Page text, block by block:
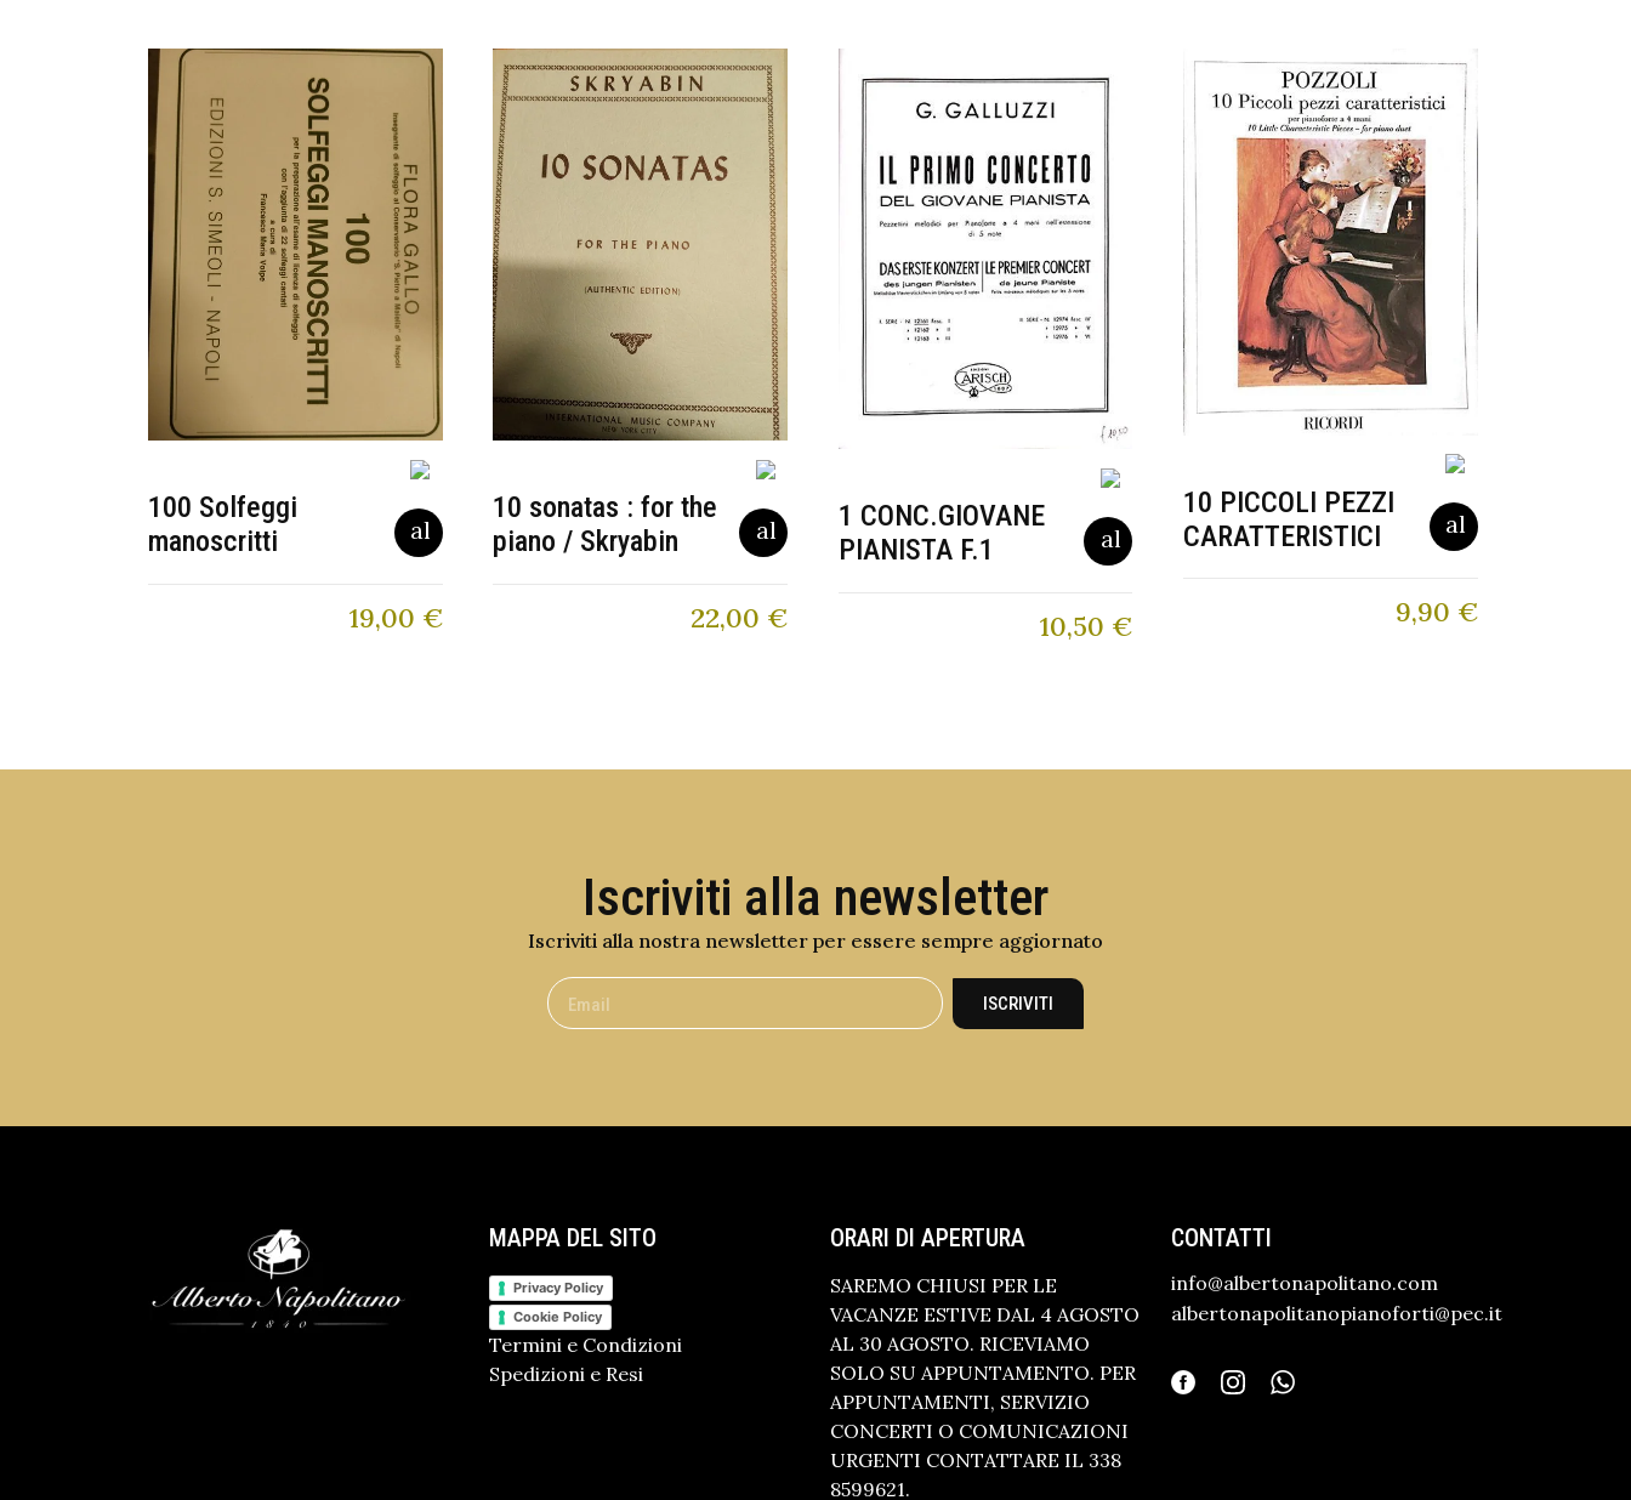
100 Solfeggi
manoscritti
19,00 €
10 sonatas : for the
piano / Skryabin
22,00 €
1 CONC.GIOVANE
PIANISTA F.1
10,50 €
10 PICCOLI PEZZI
CARATTERISTICI
9,90 €
Iscriviti alla newsletter
Iscriviti alla nostra newsletter per essere sempre aggiornato
ISCRIVITI
MAPPA DEL SITO
Privacy Policy
Cookie Policy
Termini e Condizioni
Spedizioni e Resi
ORARI DI APERTURA
SAREMO CHIUSI PER LE
VACANZE ESTIVE DAL 4 AGOSTO
AL 30 AGOSTO. RICEVIAMO
SOLO SU APPUNTAMENTO. PER
APPUNTAMENTI, SERVIZIO
CONCERTI O COMUNICAZIONI
URGENTI CONTATTARE IL 338
8599621.
CONTATTI
info@albertonapolitano.com
albertonapolitanopianoforti@pec.it